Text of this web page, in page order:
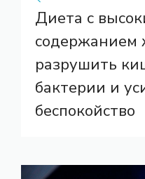
Диета с
содержанием
разрушить
бактерии и
беспокойство